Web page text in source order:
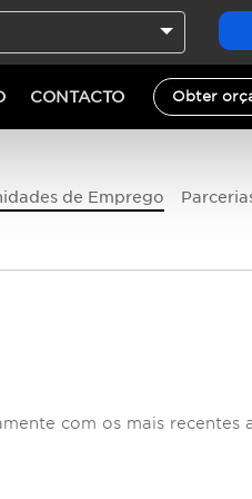
CONTACTO Obter
de Emprego
com os mais recentes